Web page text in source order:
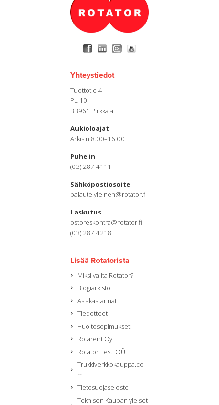
Yhteystiedot
Tuottotie 4
PL 10
33961 Pirkkala
Aukioloajat
Arkisin 8.00–16.00
Puhelin
(03) 287 4111
Sähköpostiosoite
palaute.yleinen@rotator.fi
Laskutus
ostoreskontra@rotator.fi
(03) 287 4218
Lisää Rotatorista
Miksi valita Rotator?
Blogiarkisto
Asiakastarinat
Tiedotteet
Huoltosopimukset
Rotarent Oy
Rotator Eesti OÜ
Trukkiverkkokauppa.co
m
Tietosuojaseloste
Teknisen Kaupan yleiset